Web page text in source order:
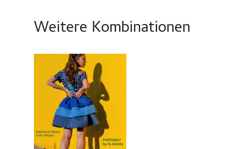
Weitere Kombinationen